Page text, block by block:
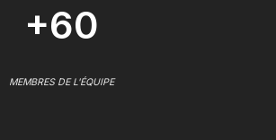
+60
MEMBRES DE L'ÉQUIPE